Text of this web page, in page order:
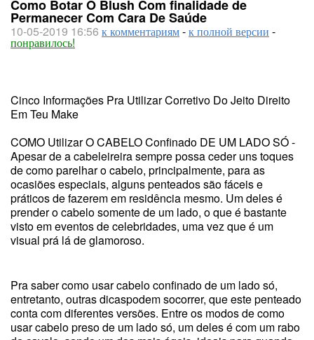
Como Botar O Blush Com finalidade de
Permanecer Com Cara De Saúde
10-05-2019 16:56 к комментариям-к полной версии -
понравилось!
Cinco Informações Pra Utilizar Corretivo Do Jeito Direito
Em Teu Make
COMO Utilizar O CABELO Confinado DE UM LADO SÓ -
Apesar de a cabeleireira sempre possa ceder uns toques
de como parelhar o cabelo, principalmente, para as
ocasiões especiais, alguns penteados são fáceis e
práticos de fazerem em residência mesmo. Um deles é
prender o cabelo somente de um lado, o que é bastante
visto em eventos de celebridades, uma vez que é um
visual prá lá de glamoroso.
Pra saber como usar cabelo confinado de um lado só,
entretanto, outras dicaspodem socorrer, que este penteado
conta com diferentes versões. Entre os modos de como
usar cabelo preso de um lado só, um deles é com um rabo